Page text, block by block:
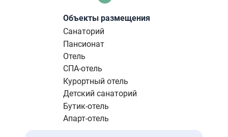
страниц
Объекты размещения
Санаторий
Пансионат
Отель
СПА-отель
Курортный отель
Детский санаторий
Бутик-отель
Апарт-отель